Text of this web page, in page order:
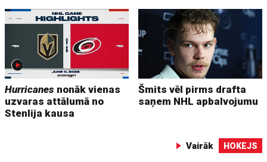
Hurricanes nonāk vienas
uzvaras attālumā no
Stenlija kausa
Šmits vēl pirms drafta
saņem NHL apbalvojumu
Vairāk HOKEJS